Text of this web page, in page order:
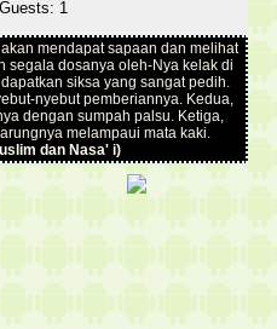
1
mendapat sapaan dan melihat
segala dosanya oleh-Nya kelak di
siksa yang sangat pedih.
nyebut pemberiannya. Kedua,
dengan sumpah palsu. Ketiga,
melampaui mata kaki.
dan Nasa' i)